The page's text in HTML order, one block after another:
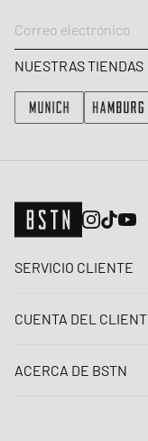
Correo electrónico
NUESTRAS TIENDAS
SERVICIO CLIENTE
Preguntas frecuentes
CUENTA DEL
Registro
ACERCA DE BSTN